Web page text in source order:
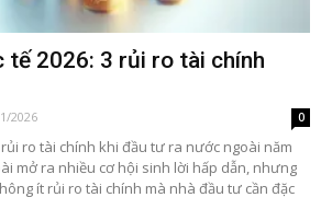
tế 2026: 3 rủi ro tài chính
2026 0
ro tài chính khi đầu tư ra nước ngoài năm
mở ra nhiều cơ hội sinh lời hấp dẫn, nhưng
ít rủi ro tài chính mà nhà đầu tư cần đặc